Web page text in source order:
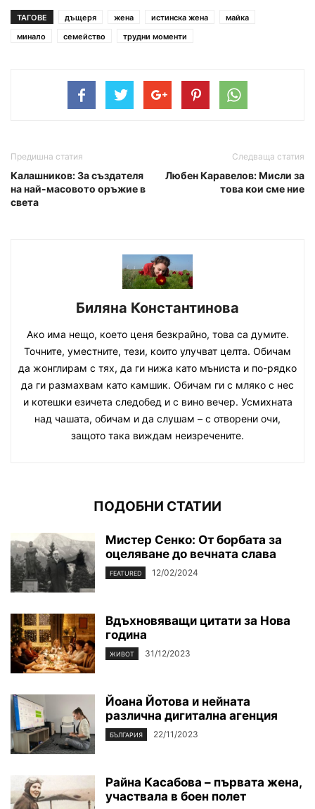
ТАГОВЕ дъщеря жена истинска жена
майка
минало
семейство трудни моменти
Предишна статия
Калашников: За създателя
на най-масовото оръжие в
света
Следваща статия
Любен Каравелов: Мисли за
това кои сме ние
Биляна Константинова
Ако има нещо, което ценя безкрайно, това са думите.
Точните, уместните, тези, които улучват целта. Обичам
да жонглирам с тях, да ги нижа като мъниста и по-рядко
да ги размахвам като камшик. Обичам ги с мляко с нес
и котешки езичета следобед и с вино вечер. Усмихната
над чашата, обичам и да слушам – с отворени очи,
защото така виждам неизречените.
ПОДОБНИ СТАТИИ
Мистер Сенко: От борбата за
оцеляване до вечната слава
FEATURED 12/02/2024
Вдъхновяващи цитати за Нова
година
ЖИВОТ 31/12/2023
Йоана Йотова и нейната
различна дигитална агенция
БЪЛГАРИЯ 22/11/2023
Райна Касабова – първата жена,
участвала в боен полет